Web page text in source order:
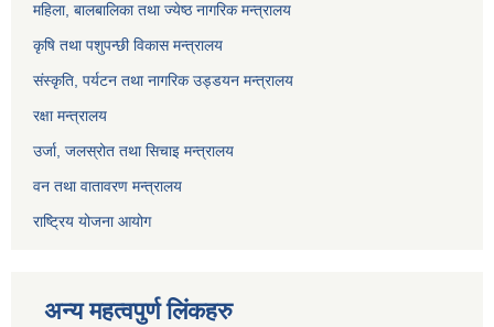
महिला, बालबालिका तथा ज्येष्ठ नागरिक मन्त्रालय
कृषि तथा पशुपन्छी विकास मन्त्रालय
संस्कृति, पर्यटन तथा नागरिक उड्डयन मन्त्रालय
रक्षा मन्त्रालय
उर्जा, जलस्रोत तथा सिचाइ मन्त्रालय
वन तथा वातावरण मन्त्रालय
राष्ट्रिय योजना आयोग
अन्य महत्वपुर्ण लिंकहरु